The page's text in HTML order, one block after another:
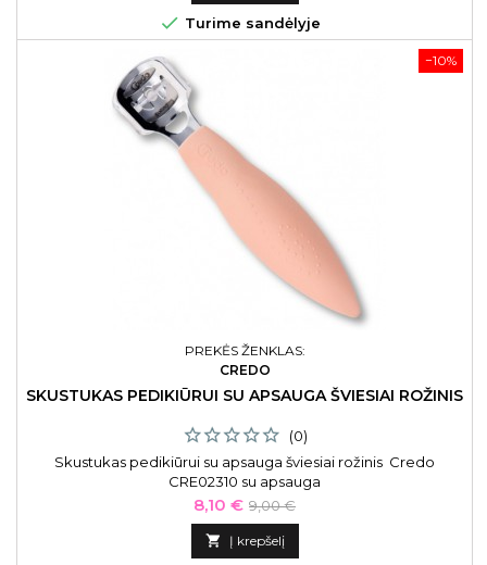
 Turime sandėlyje
−10%
PREKĖS ŽENKLAS:
CREDO
SKUSTUKAS PEDIKIŪRUI SU APSAUGA ŠVIESIAI ROŽINIS
(0)
Skustukas pedikiūrui su apsauga šviesiai rožinis Credo
CRE02310 su apsauga
Kaina
8,10 € Bazinė
kaina
9,00 €
 Į krepšelį